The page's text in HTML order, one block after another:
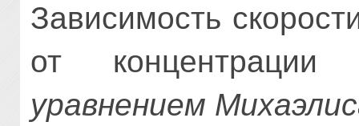
Зависимость
от концентрации
уравнением